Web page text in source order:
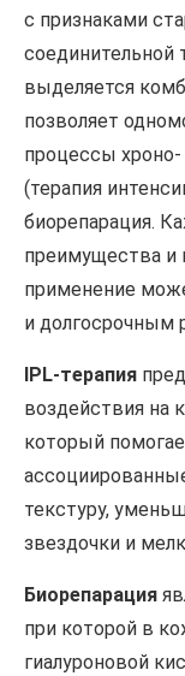
с признаками
соединительной
выделяется
позволяет
процессы хроно-
(терапия
биорепарация.
преимущества и
применение
и долгосрочным
IPL-терапия
воздействия на
который
текстуру,
звездочки и
Биорепарация
при которой в
гиалуроновой